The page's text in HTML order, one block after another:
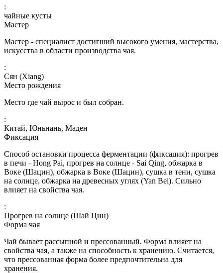
:
чайные кусты
Мастер
Мастер - специалист достигший высокого умения, мастерства,
искусства в области производства чая.
:
Сян (Xiang)
Место рождения
Место где чай вырос и был собран.
:
Китай, Юньнань, Маден
Фиксация
Способ остановки процесса ферментации (фиксация): прогрев
в печи - Hong Pai, прогрев на солнце - Sai Qing, обжарка в
Воке (Шацин), обжарка в Воке (Шацин), сушка в тени, сушка
на солнце, обжарка на древесных углях (Yan Bei). Сильно
влияет на свойства чая.
:
Прогрев на солнце (Шай Цин)
Форма чая
Чай бывает рассыпной и прессованный. Форма влияет на
свойства чая, а также на способность к хранению. Считается,
что прессованная форма более предпочтительна для
хранения.